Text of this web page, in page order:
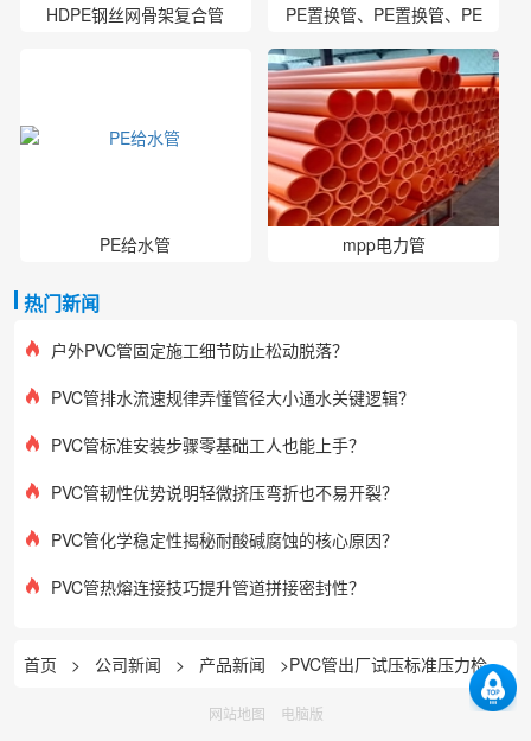
首页 > 公司新闻 > 产品新闻 >PVC管出厂试压标准压力检测合格方可投入工程
HDPE钢丝网骨架复合管
PE置换管、PE置换管、PE
置换管厂家、PE管厂家
PE给水管 mpp电力管
热门新闻
户外PVC管固定施工细节防止松动脱落？
PVC管排水流速规律弄懂管径大小通水关键逻辑？
PVC管标准安装步骤零基础工人也能上手？
PVC管韧性优势说明轻微挤压弯折也不易开裂？
PVC管化学稳定性揭秘耐酸碱腐蚀的核心原因？
PVC管热熔连接技巧提升管道拼接密封性？
网站地图 电脑版